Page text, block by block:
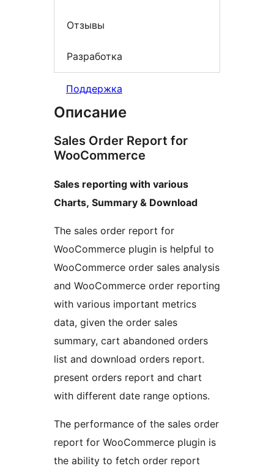
Отзывы
Разработка
Поддержка
Описание
Sales Order Report for
WooCommerce
Sales reporting with various
Charts, Summary & Download
The sales order report for
WooCommerce plugin is helpful to
WooCommerce order sales analysis
and WooCommerce order reporting
with various important metrics
data, given the order sales
summary, cart abandoned orders
list and download orders report.
present orders report and chart
with different date range options.
The performance of the sales order
report for WooCommerce plugin is
the ability to fetch order report